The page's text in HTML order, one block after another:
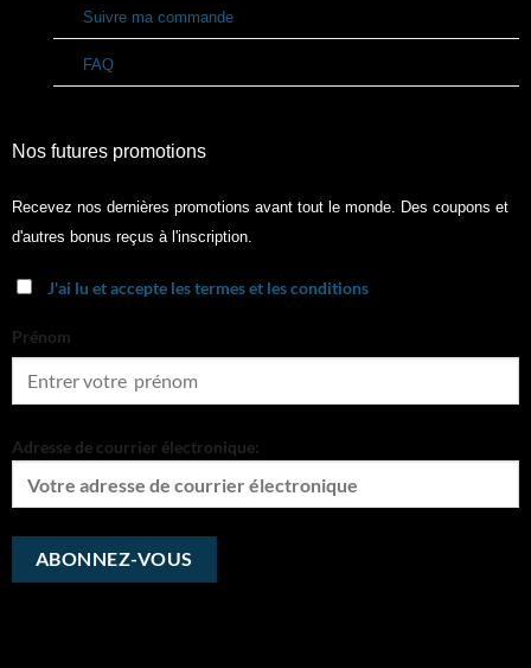
Suivre ma commande
FAQ
Nos futures promotions
Recevez nos dernières promotions avant tout le monde. Des coupons et
d'autres bonus reçus à l'inscription.
J'ai lu et accepte les termes et les conditions
Prénom
Adresse de courrier électronique: